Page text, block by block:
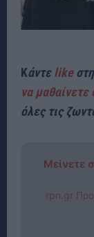
Κάντεlike
να μαθαίνετε
όλες τις
Μείνετε
rpn.gr